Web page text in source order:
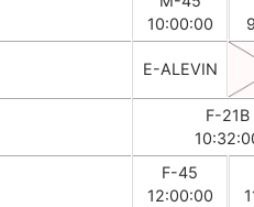
10:00:00
E-ALEVIN
F-21B
F-45
12:00:00